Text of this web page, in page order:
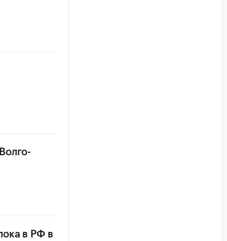
в РФ в